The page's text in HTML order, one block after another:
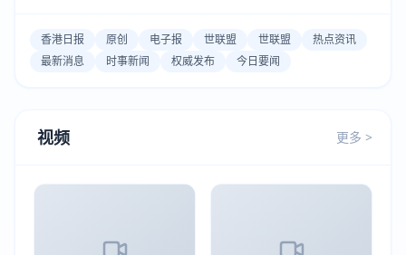
香港日报 原创 电子报 世联盟 世联盟
热点资讯
最新消息
时事新闻 权威发布 今日要闻
视频 更多 >